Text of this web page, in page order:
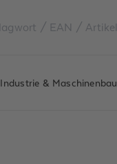
Industrie & Maschinenbau